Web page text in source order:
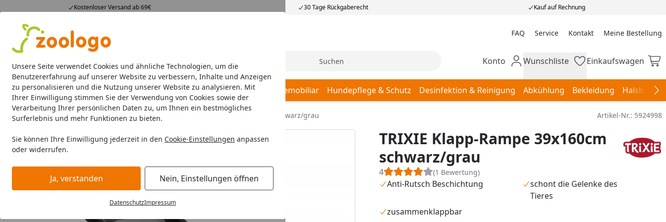
Unsere Seite verwendet Cookies und ähnliche Technologien, um die
Benutzererfahrung auf unserer Website zu verbessern, Inhalte und Anzeigen
zu personalisieren und die Nutzung unserer Website zu analysieren. Mit
Ihrer Einwilligung stimmen Sie der Verwendung von Cookies sowie der
Verarbeitung Ihrer persönlichen Daten zu, um Ihnen ein bestmögliches
Surferlebnis und mehr Funktionen zu bieten.
Sie können Ihre Einwilligung jederzeit in den Cookie-Einstellungen anpassen
oder widerrufen.
Ja, verstanden Nein, Einstellungen öffnen
DatenschutzImpressum
Kostenloser Versand ab 69€ 30 Tage Rückgaberecht Kauf auf Rechnung
4,73
23.589 Bewertungen FAQ Service Kontakt Meine Bestellung
Meine Bestellung
Alle Produkte
Alle Produkte Angebote Neuheiten Sommerhits Suche Mein Konto
Konto Wunschliste
Wunschliste Einkaufswagen
Einkaufswagen
Hund Hundefutter Hundenäpfe & Co Hundeschlafplätze Hundemobiliar Hundepflege & Schutz Desinfektion & Reinigung Abkühlung Bekleidung
Startseite
Hund Transport & Reise Autozubehör TRIXIE Klapp-Rampe 39x160cm schwarz/grau Artikel-Nr.: 5924998
TRIXIE Klapp-Rampe 39x160cm
schwarz/grau
4 (1 Bewertung)
Anti-Rutsch Beschichtung
schont die Gelenke des
Tieres
zusammenklappbar